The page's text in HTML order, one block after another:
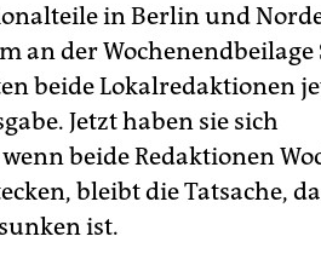
in Berlin und
an der Wochenendbeilage
beide Lokalredaktionen
Jetzt haben sie sich
beide Redaktionen
bleibt die Tatsache,
ist.